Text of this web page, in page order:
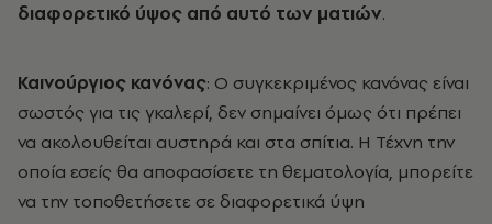
διαφορετικό ύψος από αυτό των ματιών.
Καινούργιος κανόνας: Ο συγκεκριμένος κανόνας είναι
σωστός για τις γκαλερί, δεν σημαίνει όμως ότι πρέπει
να ακολουθείται αυστηρά και στα σπίτια. Η Τέχνη την
οποία εσείς θα αποφασίσετε τη θεματολογία, μπορείτε
να την τοποθετήσετε σε διαφορετικά ύψη